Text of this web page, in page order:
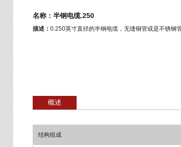
名称：半钢电缆.250
描述： 0.250英寸直径的半钢电缆，无缝铜管或是不锈钢
概述
结构组成